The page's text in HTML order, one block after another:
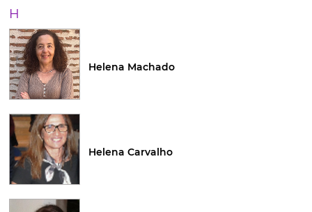
H
Helena Machado
Helena Carvalho